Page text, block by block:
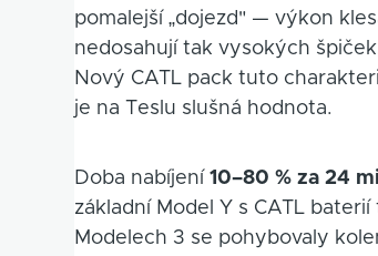
pomalejší „dojezd" — výkon
nedosahují tak vysokých
Nový CATL pack tuto
je na Teslu slušná hodnota.
Doba nabíjení10–80 % za 24
základní Model Y s CATL
Modelech 3 se pohybovaly